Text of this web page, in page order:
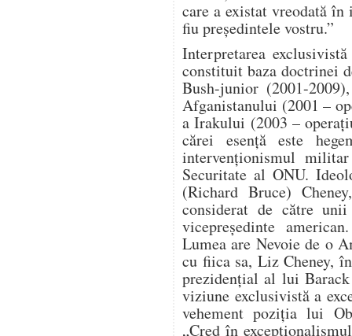
care a existat vreodată
fiu președintele vostru.”
Interpretarea
constituit baza doctrinei
Bush-junior (2001-
Afganistanului (2001 –
a Irakului (2003 –
cărei esență este
intervenționismul
Securitate al ONU.
(Richard Bruce)
considerat de către
vicepreședinte
Lumea are Nevoie de o
cu fiica sa, Liz Cheney,
prezidențial al lui Barack
viziune exclusivistă a
vehement poziția lui
„Cred în